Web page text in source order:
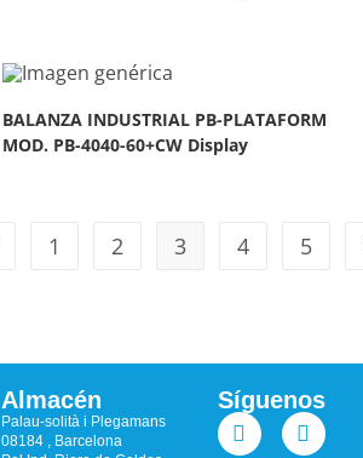
BALANZA INDUSTRIAL PB-PLATAFORM
MOD. PB-4040-60+CW Display
1 2 3 4 5
Almacén
Palau-solità i Plegamans
08184 , Barcelona
Síguenos